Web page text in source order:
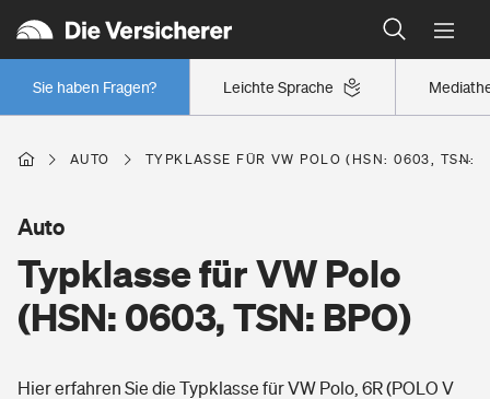
Leichte Sprache
Sie haben Fragen?
Wer versichert was: Jetzt Versicherer finden
Regionalklassen: So ist Ihre Region eingestuft
Wer versichert was: Jetzt Versicherer finden
Berufsunfähigkeitsversicherung
Erwerbsunfähigkeitsversicherung
Wohnen
Freizeit
AUTO TYPKLASSE FÜR VW POLO (HSN: 0603, TSN:
Typklasse für VW Polo
(HSN: 0603, TSN: BPO)
Auto
Hier erfahren Sie die Typklasse für VW Polo, 6R (POLO V